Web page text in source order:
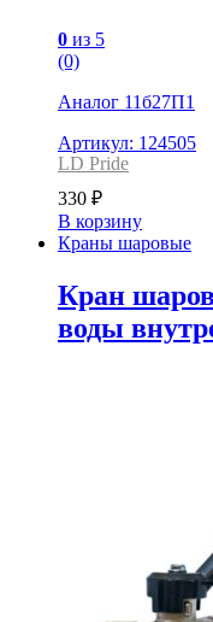
0 из 5
(0)
Аналог 11б27П1
Артикул: 124505
LD Pride
330 ₽
В корзину
Краны шаровые
Кран
воды